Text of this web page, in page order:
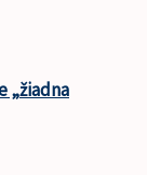
„žiadna